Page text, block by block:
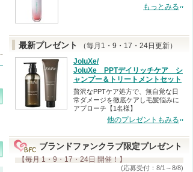
もっとみる
最新プレゼント
（毎月1・9・17・24日更新）
JoluXe/
JoluXe PPTデイリッチケア シ
ャンプー＆トリートメントセット
贅沢なPPTケア処方で、無自覚な日
常ダメージを徹底ケアし毛髪悩みに
アプローチ【1名様】
他のプレゼントもみる
ブランドファンクラブ限定プレゼント
【毎月 1・9・17・24日 開催！】
(応募受付：8/1～8/8)